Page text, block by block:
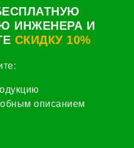
ИНЖЕНЕРА И
СКИДКУ 10%
описанием